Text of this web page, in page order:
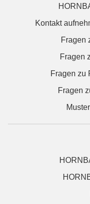
Kontakt
Fragen
Fragen
Fragen zu
Fragen